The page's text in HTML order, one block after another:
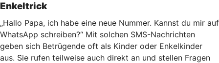
Enkeltrick
„Hallo Papa, ich habe eine neue Nummer. Kannst du mir auf
WhatsApp schreiben?“ Mit solchen SMS-Nachrichten
geben sich Betrügende oft als Kinder oder Enkelkinder
aus. Sie rufen teilweise auch direkt an und stellen Fragen